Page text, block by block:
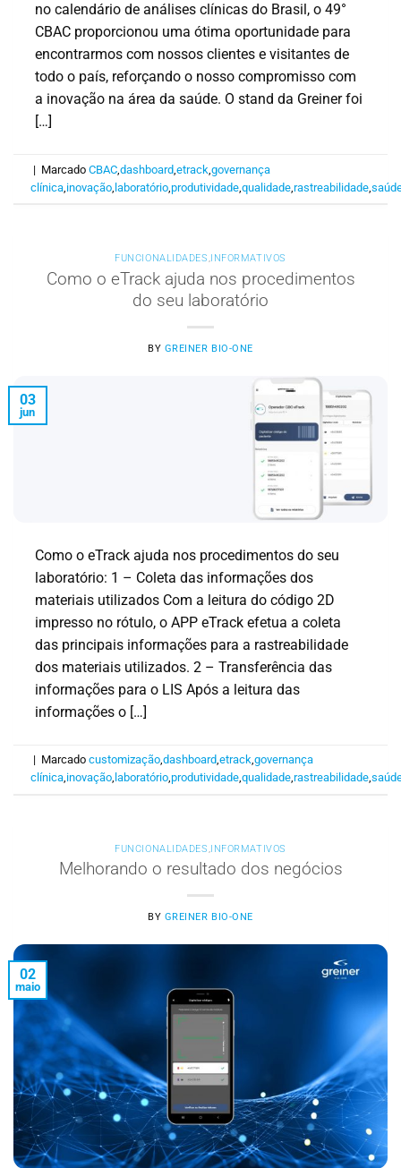
no calendário de análises clínicas do Brasil, o 49°
CBAC proporcionou uma ótima oportunidade para
encontrarmos com nossos clientes e visitantes de
todo o país, reforçando o nosso compromisso com
a inovação na área da saúde. O stand da Greiner foi
[…]
| MarcadoCBAC ,dashboard ,etrack ,governança
clínica inovação laboratório ,produtividade ,qualidade ,rastreabilidade ,
FUNCIONALIDADES, INFORMATIVOS
Como o eTrack ajuda nos procedimentos
do seu laboratório
BY GREINER BIO-ONE
03
jun
Como o eTrack ajuda nos procedimentos do seu
laboratório: 1 – Coleta das informações dos
materiais utilizados Com a leitura do código 2D
impresso no rótulo, o APP eTrack efetua a coleta
das principais informações para a rastreabilidade
dos materiais utilizados. 2 – Transferência das
informações para o LIS Após a leitura das
informações o […]
| Marcadocustomização,dashboard,etrack,governança
clínica,inovação, laboratório,produtividade,qualidade,rastreabilidade,
FUNCIONALIDADES,INFORMATIVOS
Melhorando o resultado dos negócios
BY GREINER BIO-ONE
02
maio